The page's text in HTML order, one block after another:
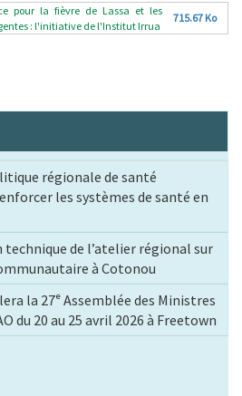
pour la fièvre de Lassa et les
: l'initiative de l'Institut Irrua
715.67 Ko
régionale de santé
les systèmes de santé en
technique de l’atelier régional sur
à Cotonou
la 27ᵉ Assemblée des Ministres
du 20 au 25 avril 2026 à Freetown